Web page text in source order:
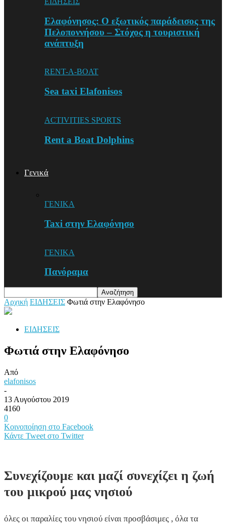
Ελαφόνησος: Ο εξωτικός παράδεισος της
Πελοποννήσου – Στόχος η τουριστική
ανάπτυξη
RENT-A-BOAT
Sea taxi Elafonisos
ACTIVITIES SPORTS
Rent a Boat Dolphins
Γενικά
ΓΕΝΙΚΑ
Taxi στην Ελαφόνησο
ΓΕΝΙΚΑ
Πανόραμα
Αρχική ΕΙΔΗΣΕΙΣ Φωτιά στην Ελαφόνησο
ΕΙΔΗΣΕΙΣ
Φωτιά στην Ελαφόνησο
Από
elafonisos
-
13 Αυγούστου 2019
4160
0
Κοινοποίηση στο Facebook
Κάντε Tweet στο Twitter
Συνεχίζουμε και μαζί συνεχίζει η ζωή
του μικρού μας νησιού
όλες οι παραλίες του νησιού είναι προσβάσιμες , όλα τα